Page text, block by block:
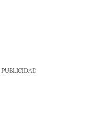
PUBLICIDAD